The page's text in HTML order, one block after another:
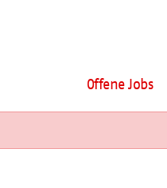
Offene Jobs